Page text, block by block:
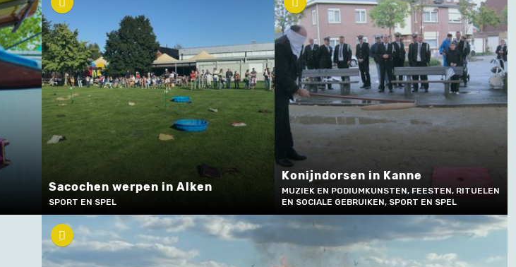
Sacochen werpen in Alken
SPORT EN SPEL
Konijndorsen in Kanne
MUZIEK EN PODIUMKUNSTEN, FEESTEN, RITUELEN
EN SOCIALE GEBRUIKEN, SPORT EN SPEL